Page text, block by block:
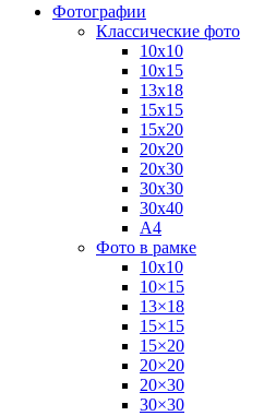
Фотографии
Классические фото
10х10
10х15
13х18
15х15
15х20
20х20
20х30
30х30
30х40
А4
Фото в рамке
10х10
10×15
13×18
15×15
15×20
20×20
20×30
30×30